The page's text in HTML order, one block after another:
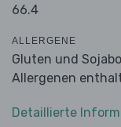
66.4
ALLERGENE
Gluten und
Allergenen
Detaillierte